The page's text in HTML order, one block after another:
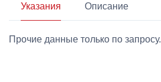
Указания Описание
Прочие данные только по запросу.